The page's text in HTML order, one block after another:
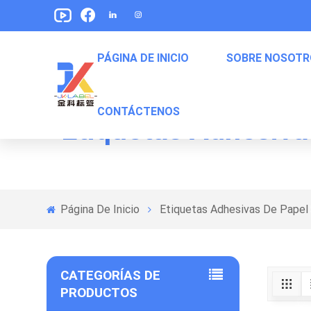
PÁGINA DE INICIO SOBRE
CONTÁCTENOS
Etiquetas
Página De Inicio Etiquetas Adhesivas De
CATEGORÍAS DE
PRODUCTOS